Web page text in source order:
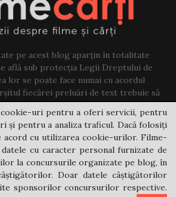
pe acest blog aparțin în totalitate
află sub protecția Legii Dreptului de
lor se poate face numai cu acordul
fiecărei preluări de text trebuie să
un link către acest blog.
us:jovi@filme-carti.ro
uri pentru a oferi servicii, pentru
și pentru a analiza traficul. Dacă folosiți
acord cu utilizarea cookie-urilor. Filme-
cu caracter personal furnizate de
la concursurile organizate pe blog, în
Doar datele câștigătorilor
sponsorilor concursurilor respective.